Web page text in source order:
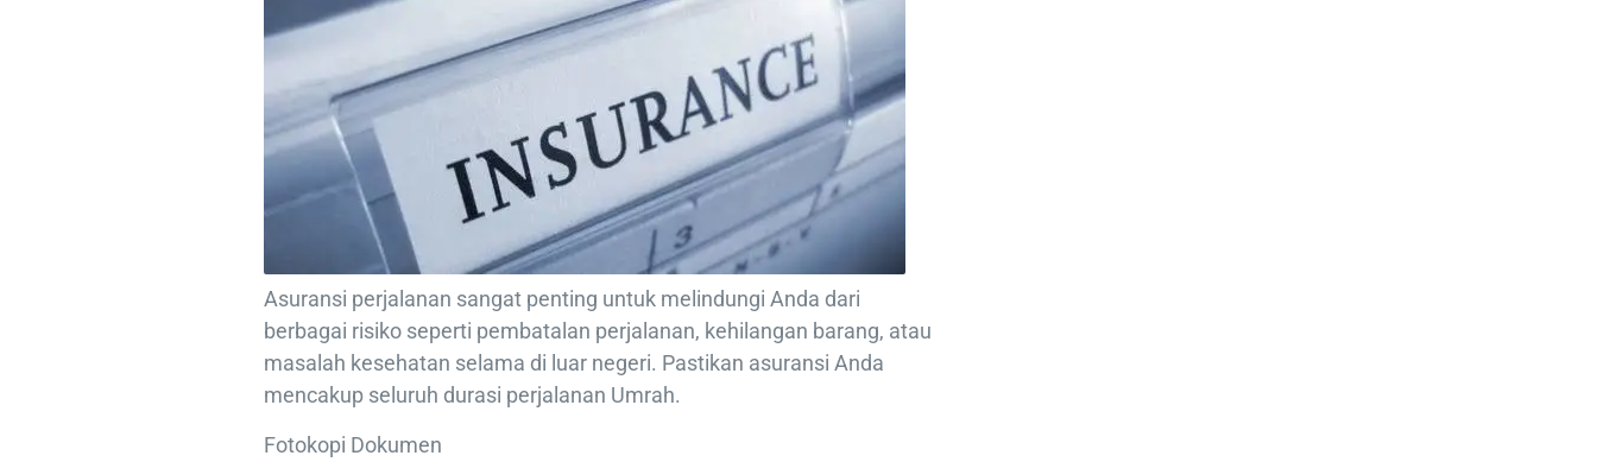
Asuransi perjalanan sangat penting untuk melindungi Anda dari
berbagai risiko seperti pembatalan perjalanan, kehilangan barang, atau
masalah kesehatan selama di luar negeri. Pastikan asuransi Anda
mencakup seluruh durasi perjalanan Umrah.
Fotokopi Dokumen